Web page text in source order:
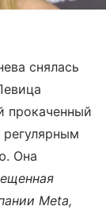
снялась
прокаченный
регулярным
Она
Meta,